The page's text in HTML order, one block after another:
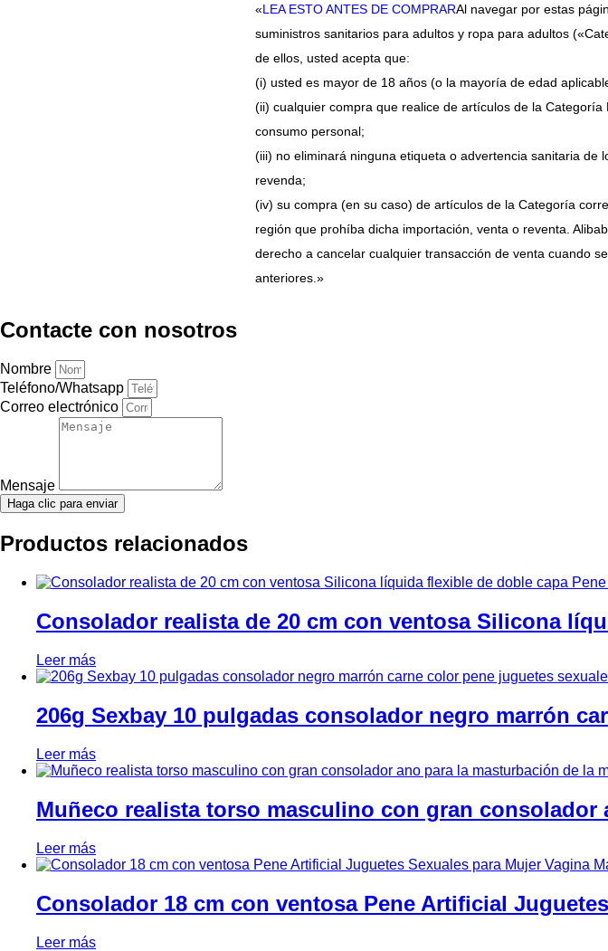
«LEA ESTO ANTES DE COMPRARAl navegar por estas
suministros sanitarios para adultos y ropa para adultos
de ellos, usted acepta que:
(i) usted es mayor de 18 años (o la mayoría de edad
(ii) cualquier compra que realice de artículos de la
consumo personal;
(iii) no eliminará ninguna etiqueta o advertencia sanitaria
revenda;
(iv) su compra (en su caso) de artículos de la Categoría
región que prohíba dicha importación, venta o reventa.
derecho a cancelar cualquier transacción de venta cuando
anteriores.»
Contacte con nosotros
Nombre
Teléfono/Whatsapp
Correo electrónico
Mensaje
Haga clic para enviar
Productos relacionados
Consolador realista de 20 cm con ventosa Silicona
Leer más
206g Sexbay 10 pulgadas consolador negro marrón
Leer más
Muñeco realista torso masculino con gran consolador
Leer más
Consolador 18 cm con ventosa Pene Artificial
Leer más